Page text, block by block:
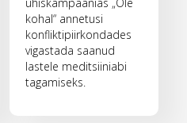
ühiskampaanias „Ole
kohal“ annetusi
konfliktipiirkondades
vigastada saanud
lastele meditsiiniabi
tagamiseks.